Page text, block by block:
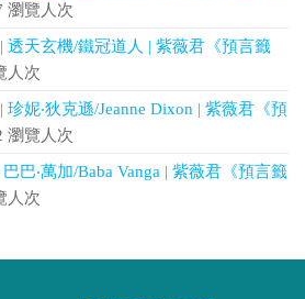
瀏覽人次
透天玄機/鐵冠道人 | 紫薇君《預言籤
人次
妮‧狄克遜/Jeanne Dixon | 紫薇君《預
瀏覽人次
巴‧萬加/Baba Vanga | 紫薇君《預言籤
人次